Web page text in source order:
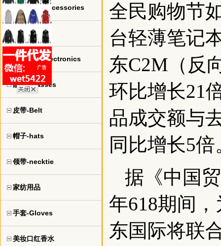
珠宝饰品-Accessories
包包-bags
电子产品-Electronics
眼镜-Glasses
皮带-Belt
帽子-hats
领带-necktie
家纺用品
手套-Gloves
美妆口红香水
全民购物节
台轻薄笔记
东C2M（反
环比增长21
品成交额与
同比增长5倍
据《中国
年618期间
东国际将联